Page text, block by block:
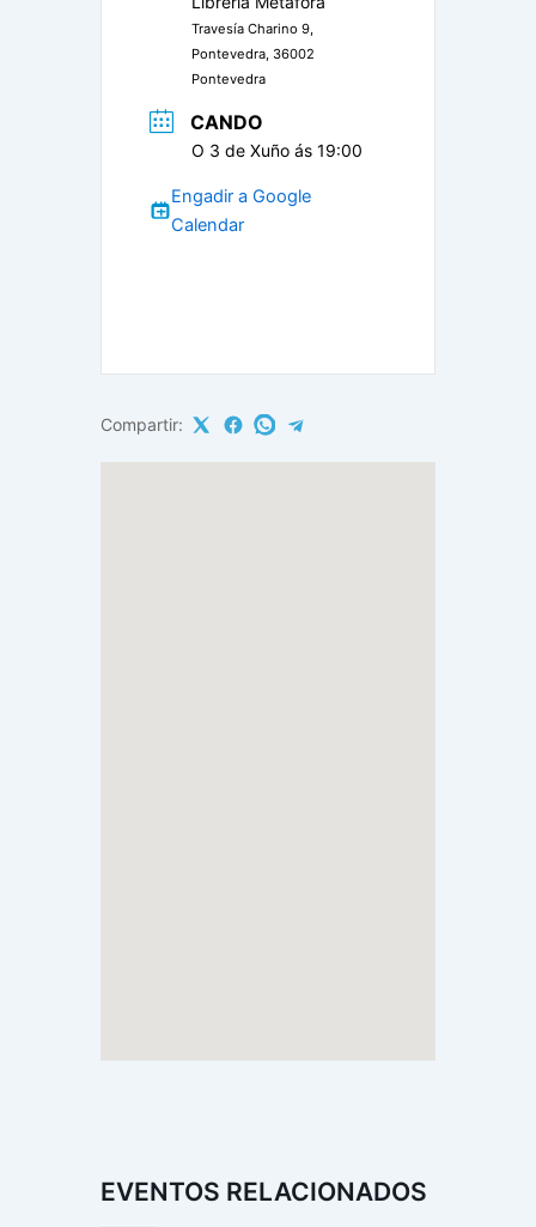
Travesía Charino 9,
Pontevedra, 36002
Pontevedra
CANDO
O 3 de Xuño ás 19:00
Engadir a Google
Calendar
Compartir:
EVENTOS RELACIONADOS